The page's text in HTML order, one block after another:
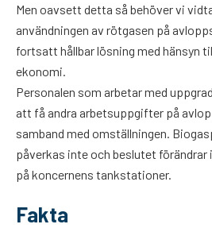
Men oavsett detta så behöver vi
användningen av rötgasen på
fortsatt hållbar lösning med hänsyn
ekonomi.
Personalen som arbetar med
att få andra arbetsuppgifter på
samband med omställningen.
påverkas inte och beslutet förändrar
på koncernens tankstationer.
Fakta